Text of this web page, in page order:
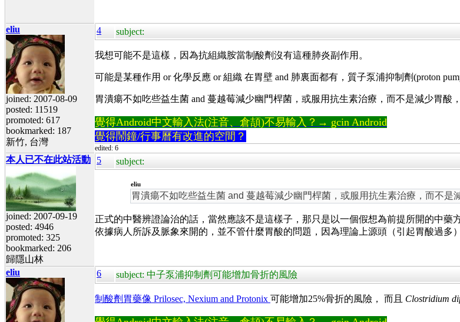
eliu
joined: 2007-08-09
posted: 11519
promoted: 617
bookmarked: 187
新竹, 台灣
4 subject:
我想可能不是這樣，因為抗組織胺當制酸劑沒有這種肺炎副作用。
可能是某種作用 or 化學反應 or 組織 在胃壁 and 肺裏面都有，質子泵浦抑制劑(proton
胃潰瘍不如吃些益生菌 and 蔓越莓減少幽門桿菌，或服用抗生素治療，而不是減少胃酸
覺得Android中文輸入法(注音、倉頡)不易輸入？→ gcin Android
覺得鬧鐘/行事曆有改進的空間？
edited: 6
本人已不在此站活動
joined: 2007-09-19
posted: 4946
promoted: 325
bookmarked: 206
歸隱山林
5 subject:
eliu
胃潰瘍不如吃些益生菌 and 蔓越莓減少幽門桿菌，或服用抗生素治療，而不是
正式的中醫辨證論治的話，當然應該不是這樣子，那只是以一個假想為前提所開的中
依據病人所訴及脈象來開的，並不管什麼胃酸的問題，因為理論上源頭（引起胃酸過多
eliu 6 subject: 中子泵浦抑制劑可能增加骨折的風險
制酸劑胃藥像 Prilosec, Nexium and Protonix 可能增加25%骨折的風險， 而且 Clostridium